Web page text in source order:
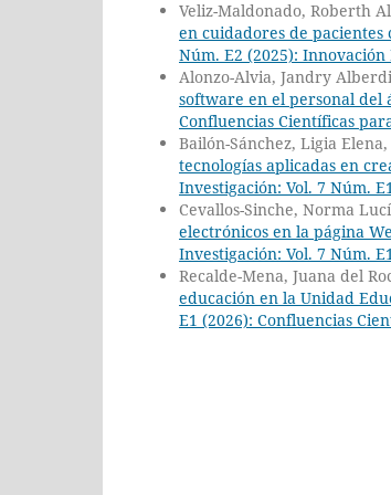
Veliz-Maldonado, Roberth
en cuidadores de pacientes
Núm. E2 (2025):
Alonzo-Alvia, Jandry
software en el personal del
Confluencias Científicas
Bailón-Sánchez, Ligia
tecnologías aplicadas en
Investigación: Vol. 7 Núm.
Cevallos-Sinche, Norma
electrónicos en la página
Investigación: Vol. 7 Núm.
Recalde-Mena, Juana del
educación en la Unidad
E1 (2026): Confluencias